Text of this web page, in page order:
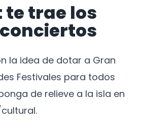
te trae los
la idea de dotar a Gran
Festivales para todos
de relieve a la isla en